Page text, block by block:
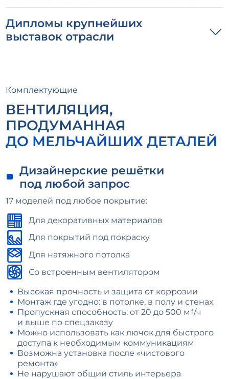
Дипломы крупнейших
выставок отрасли
Комплектующие
ВЕНТИЛЯЦИЯ,
ПРОДУМАННАЯ
ДО МЕЛЬЧАЙШИХ ДЕТАЛЕЙ
Дизайнерские решётки
под любой запрос
17 моделей под любое покрытие:
Для декоративных материалов
Для покрытий под покраску
Для натяжного потолка
Со встроенным вентилятором
Высокая прочность и защита от коррозии
Монтаж где угодно: в потолке, в полу и стенах
Пропускная способность: от 20 до 500 м³/ч
и выше по спецзаказу
Можно использовать как лючок для быстрого
доступа к необходимым коммуникациям
Возможна установка после «чистового
ремонта»
Не нарушают общий стиль интерьера